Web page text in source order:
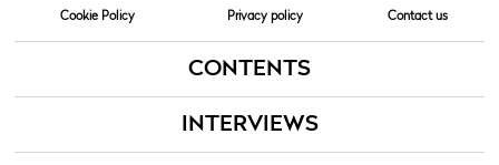
Cookie Policy Privacy policy Contact us
CONTENTS
INTERVIEWS